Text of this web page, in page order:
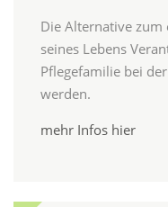
Die Alternative zum
seines Lebens
Pflegefamilie bei
werden.
mehr Infos hier